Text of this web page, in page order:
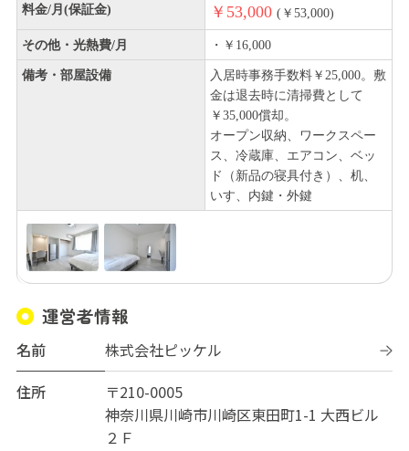
料金/月(保証金) ￥53,000 (￥53,000)
その他・光熱費/月 ・￥16,000
備考・部屋設備
入居時事務手数料￥25,000。敷
金は退去時に清掃費として
￥35,000償却。
オープン収納、ワークスペー
ス、冷蔵庫、エアコン、ベッ
ド（新品の寝具付き）、机、
いす、内鍵・外鍵
運営者情報
名前
株式会社ピッケル
住所
〒210-0005
神奈川県川崎市川崎区東田町1-1 大西ビル
２Ｆ